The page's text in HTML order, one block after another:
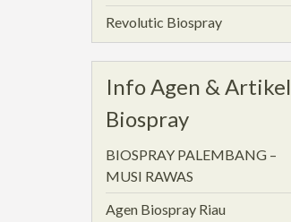
Revolutic Biospray
Info Agen & Artikel
Biospray
BIOSPRAY PALEMBANG –
MUSI RAWAS
Agen Biospray Riau